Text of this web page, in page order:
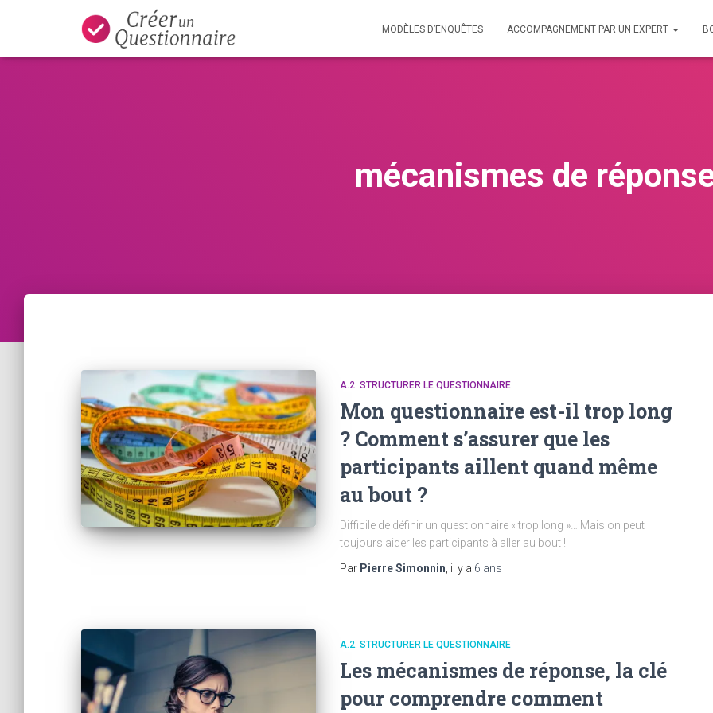
MODÈLES D’ENQUÊTES ACCOMPAGNEMENT PAR UN EXPERT
mécanismes de
A.2. STRUCTURER LE QUESTIONNAIRE
Mon questionnaire est-il trop long
? Comment s’assurer que les
participants aillent quand même
au bout ?
Difficile de définir un questionnaire « trop long »… Mais on peut
toujours aider les participants à aller au bout !
Par Pierre Simonnin , il y a 6 ans
A.2. STRUCTURER LE QUESTIONNAIRE
Les mécanismes de réponse, la clé
pour comprendre comment